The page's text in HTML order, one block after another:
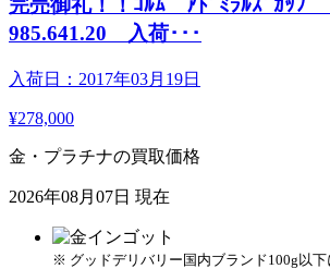
完売御礼！！ｺﾙﾑ ｱﾄﾞﾐﾗﾙｽﾞｶｯﾌ
985.641.20 入荷･･･
入荷日：2017年03月19日
¥278,000
金・プラチナの買取価格
2026年08月07日 現在
※ グッドデリバリー国内ブランド100g以下